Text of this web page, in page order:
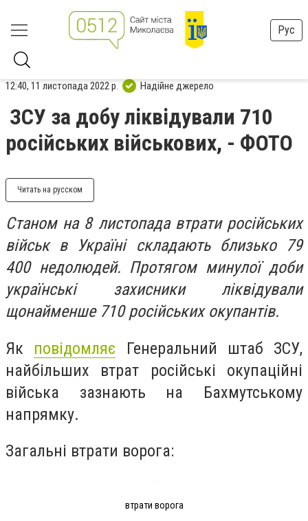
Рус
12:40, 11 листопада 2022 р. Надійне джерело
ЗСУ за добу ліквідували 710
російських військових, - ФОТО
Читать на русском
Станом на 8 листопада втрати російських
військ в Україні складають близько 79
400 недолюдей. Протягом минулої доби
українські захисники ліквідували
щонайменше 710 російських окупантів.
Як повідомляє Генеральний штаб ЗСУ,
найбільших втрат російські окупаційні
війська зазнають на Бахмутському
напрямку.
Загальні втрати ворога:
втрати ворога